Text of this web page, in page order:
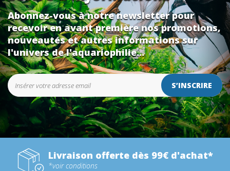
Abonnez-vous à notre newsletter pour
recevoir en avant première nos promotions,
nouveautés et autres informations sur
l'univers de l'aquariophilie...
S’INSCRIRE
Livraison offerte dès 99€ d'achat*
*voir conditions